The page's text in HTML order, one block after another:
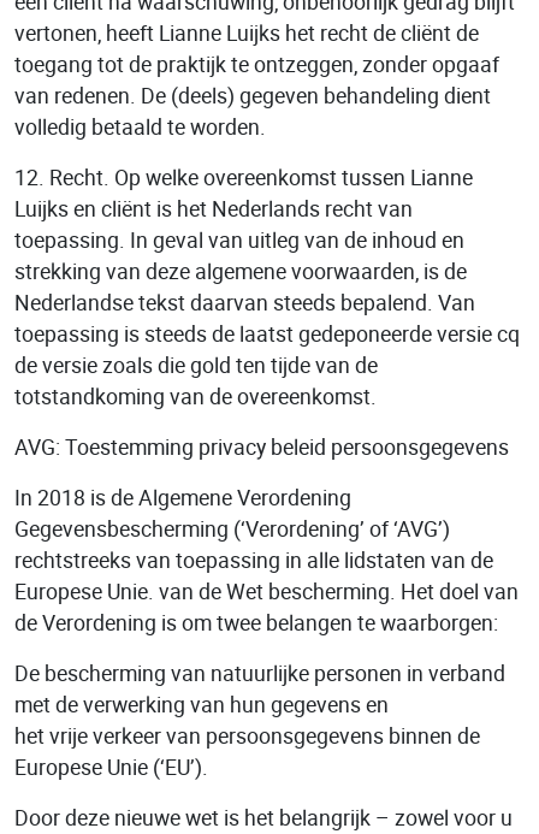
vertonen, heeft Lianne Luijks het recht de cliënt de
toegang tot de praktijk te ontzeggen, zonder opgaaf
van redenen. De (deels) gegeven behandeling dient
volledig betaald te worden.
12. Recht. Op welke overeenkomst tussen Lianne
Luijks en cliënt is het Nederlands recht van
toepassing. In geval van uitleg van de inhoud en
strekking van deze algemene voorwaarden, is de
Nederlandse tekst daarvan steeds bepalend. Van
toepassing is steeds de laatst gedeponeerde versie cq
de versie zoals die gold ten tijde van de
totstandkoming van de overeenkomst.
AVG: Toestemming privacy beleid persoonsgegevens
In 2018 is de Algemene Verordening
Gegevensbescherming (‘Verordening’ of ‘AVG’)
rechtstreeks van toepassing in alle lidstaten van de
Europese Unie. van de Wet bescherming. Het doel van
de Verordening is om twee belangen te waarborgen:
De bescherming van natuurlijke personen in verband
met de verwerking van hun gegevens en
het vrije verkeer van persoonsgegevens binnen de
Europese Unie (‘EU’).
Door deze nieuwe wet is het belangrijk – zowel voor u